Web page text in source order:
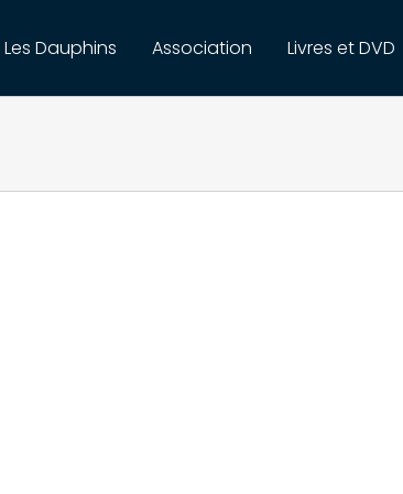
Les Dauphins Association Livres et DVD